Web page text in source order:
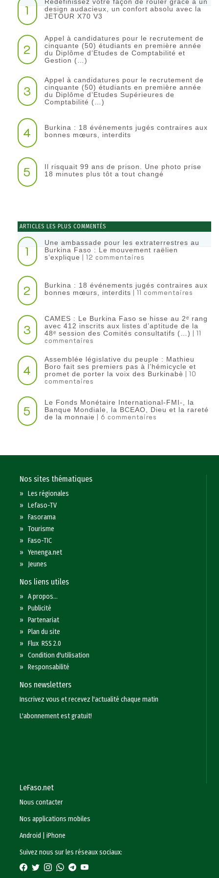
1
design audacieux, un confort absolu avec la
JETOUR X70 V3
2
Appel à candidatures pour le recrutement de
cinquante (50) étudiants en première année
du Diplôme d’Etudes de Comptabilité et
Gestion (…)
3
Appel à candidatures pour le recrutement de
cinquante (50) étudiants en première année
du Diplôme d’Etudes Supérieures de
Comptabilité (…)
4
Burkina : 18 événements jugés contraires aux
bonnes mœurs, interdits
5
Il risquait 99 ans de prison. Une photo prise
18 minutes plus tôt a tout changé
ARTICLES LES PLUS COMMENTÉS
1
Une ambassade pour les extraterrestres au
Burkina Faso : Le mouvement raëlien
s’explique | 12 commentaires
2
Burkina : 18 événements jugés contraires aux
bonnes mœurs, interdits | 11 commentaires
3
CAMES : Le Burkina Faso se hisse au 2ᵉ rang
avec 412 inscrits aux listes d’aptitude de la
48ᵉ session des Comités consultatifs (…) | 11
commentaires
4
Assemblée législative du peuple : Mathieu
Boro fait ses premiers pas à l’hémicycle et
promet de porter la voix des Burkinabè | 10
commentaires
5
Le Fonds Monétaire International-FMI-, la
Banque Mondiale, la BCEAO, Dieu et la rareté
de la monnaie | 6 commentaires
Nos sites thématiques
»Les régionales
»Lefaso-TV
»Fasorama
»Tourisme
»Faso-TIC
»Yenenga.net
» Jeunes
Nos liens utiles
»A propos...
»Publicité
»Partenariat
»Plan du site
»Flux RSS 2.0
»Condition d'utilisation
»Responsabilité
Nos newsletters
Inscrivez vous et recevez l'actualité chaque matin
L'abonnement est gratuit!
LeFaso.net
Nous contacter
Nos applications mobiles
Android
|iPhone
Suivez nous sur les réseaux sociaux: